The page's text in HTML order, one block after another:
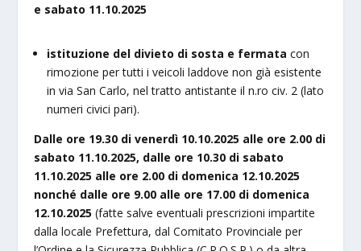
e sabato 11.10.2025
istituzione del divieto di sosta e fermata con
rimozione per tutti i veicoli laddove non già esistente
in via San Carlo, nel tratto antistante il n.ro civ. 2 (lato
numeri civici pari).
Dalle ore 19.30 di venerdì 10.10.2025 alle ore 2.00 di
sabato 11.10.2025, dalle ore 10.30 di sabato
11.10.2025 alle ore 2.00 di domenica 12.10.2025
nonché dalle ore 9.00 alle ore 17.00 di domenica
12.10.2025 (fatte salve eventuali prescrizioni impartite
dalla locale Prefettura, dal Comitato Provinciale per